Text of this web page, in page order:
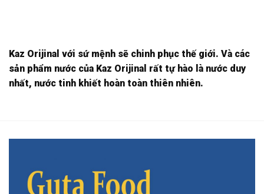
Kaz Orijinal với sứ mệnh sẽ chinh phục thế giới. Và các
sản phẩm nước của Kaz Orijinal rất tự hào là nước duy
nhất, nước tinh khiết hoàn toàn thiên nhiên.